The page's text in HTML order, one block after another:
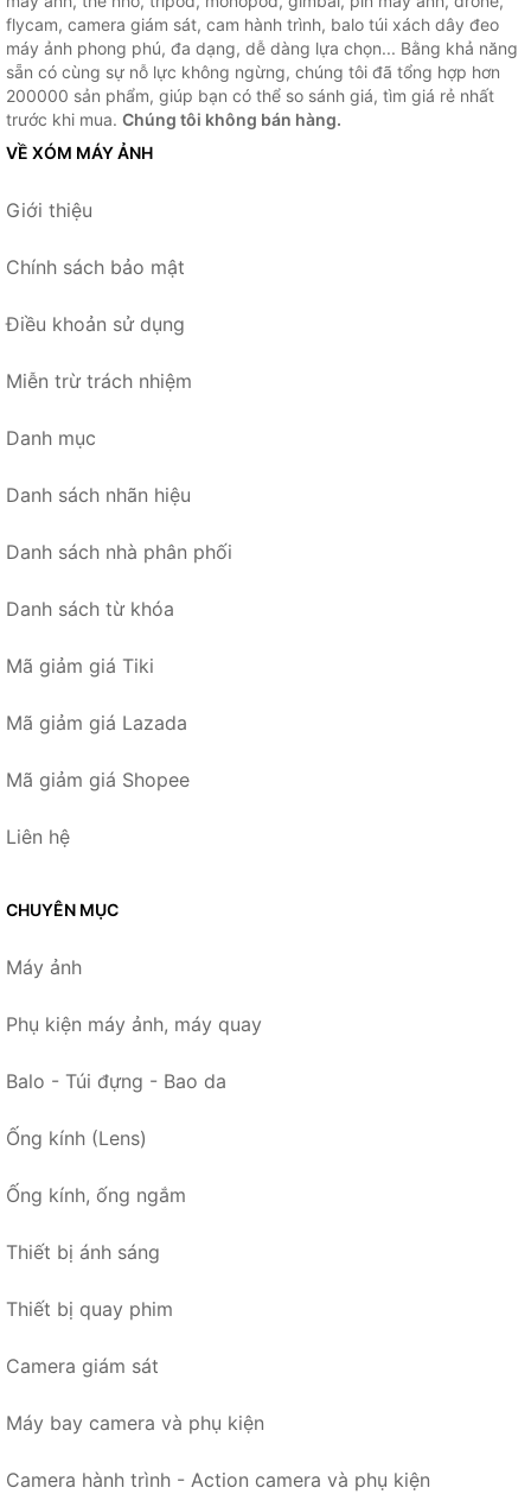
flycam, camera giám sát, cam hành trình, balo túi xách dây đeo
máy ảnh phong phú, đa dạng, dễ dàng lựa chọn... Bằng khả năng
sẵn có cùng sự nỗ lực không ngừng, chúng tôi đã tổng hợp hơn
200000 sản phẩm, giúp bạn có thể so sánh giá, tìm giá rẻ nhất
trước khi mua. Chúng tôi không bán hàng.
VỀ XÓM MÁY ẢNH
Giới thiệu
Chính sách bảo mật
Điều khoản sử dụng
Miễn trừ trách nhiệm
Danh mục
Danh sách nhãn hiệu
Danh sách nhà phân phối
Danh sách từ khóa
Mã giảm giá Tiki
Mã giảm giá Lazada
Mã giảm giá Shopee
Liên hệ
CHUYÊN MỤC
Máy ảnh
Phụ kiện máy ảnh, máy quay
Balo - Túi đựng - Bao da
Ống kính (Lens)
Ống kính, ống ngắm
Thiết bị ánh sáng
Thiết bị quay phim
Camera giám sát
Máy bay camera và phụ kiện
Camera hành trình - Action camera và phụ kiện